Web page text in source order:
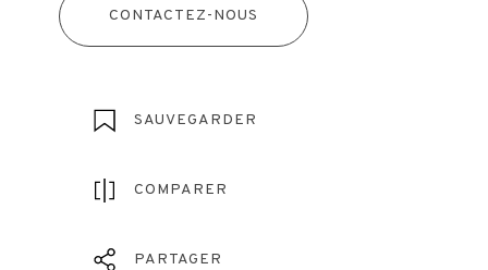
CONTACTEZ-NOUS
SAUVEGARDER
COMPARER
PARTAGER